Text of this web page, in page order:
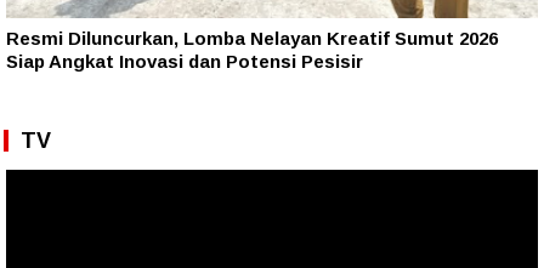
Resmi Diluncurkan, Lomba Nelayan Kreatif Sumut 2026
Siap Angkat Inovasi dan Potensi Pesisir
TV